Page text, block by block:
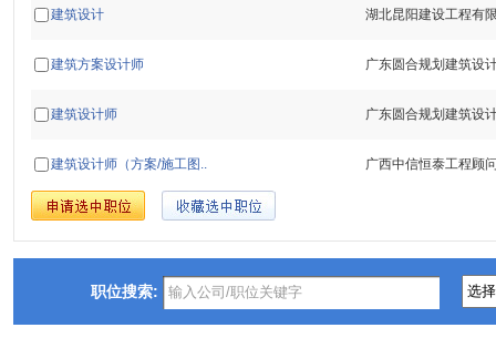
建筑设计 湖北昆阳建设工程有
建筑方案设计师 广东圆合规划建筑设
建筑设计师 广东圆合规划建筑设
建筑设计师（方案/施工图.. 广西中信恒泰工程顾
职位搜索: